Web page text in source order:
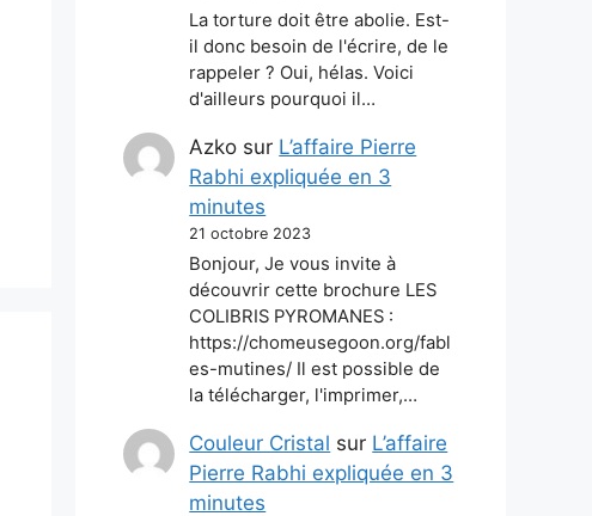
La torture doit être abolie. Est-
il donc besoin de l'écrire, de le
rappeler ? Oui, hélas. Voici
d'ailleurs pourquoi il…
Azko sur L’affaire Pierre
Rabhi expliquée en 3
minutes
21 octobre 2023
Bonjour, Je vous invite à
découvrir cette brochure LES
COLIBRIS PYROMANES :
https://chomeusegoon.org/fabl
es-mutines/ Il est possible de
la télécharger, l'imprimer,…
Couleur Cristal sur L’affaire
Pierre Rabhi expliquée en 3
minutes